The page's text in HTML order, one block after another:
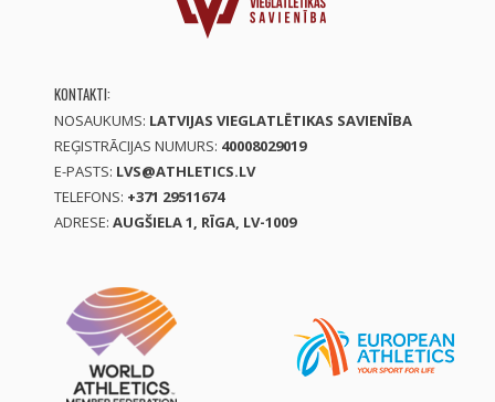
KONTAKTI:
NOSAUKUMS: LATVIJAS VIEGLATLĒTIKAS SAVIENĪBA
REĢISTRĀCIJAS NUMURS: 40008029019
E-PASTS: LVS@ATHLETICS.LV
TELEFONS: +371 29511674
ADRESE: AUGŠIELA 1, RĪGA, LV-1009